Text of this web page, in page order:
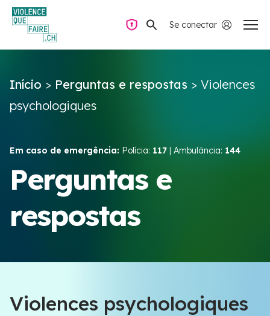
Se conectar
Perguntas e respostas
Violência no casal
Recursos e campanhas
Navegação privada
Início > Perguntas e respostas > Violences
psychologiques
Em caso de emergência: Polícia: 117 | Ambulância: 144
Perguntas e
respostas
Violences psychologiques